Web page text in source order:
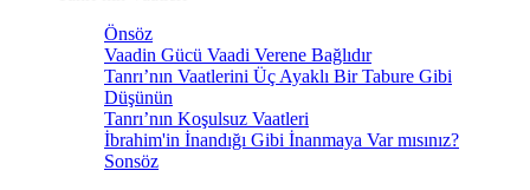
Önsöz
Vaadin Gücü Vaadi Verene Bağlıdır
Tanrı’nın Vaatlerini Üç Ayaklı Bir Tabure Gibi
Düşünün
Tanrı’nın Koşulsuz Vaatleri
İbrahim'in İnandığı Gibi İnanmaya Var mısınız?
Sonsöz